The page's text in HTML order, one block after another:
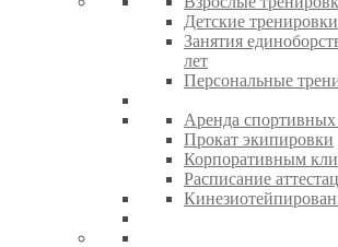
Детские тренировки
Занятия
лет
Персональные
Аренда спортивных
Прокат экипировки
Корпоративным
Расписание